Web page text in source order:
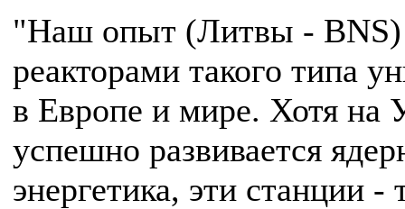
"Наш опыт (Литвы - BNS)
реакторами такого типа
в Европе и мире. Хотя на
успешно развивается
энергетика, эти станции -